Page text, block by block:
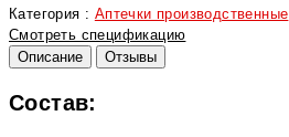
Категория : Аптечки производственные
Смотреть спецификацию
Описание
Отзывы
Состав: